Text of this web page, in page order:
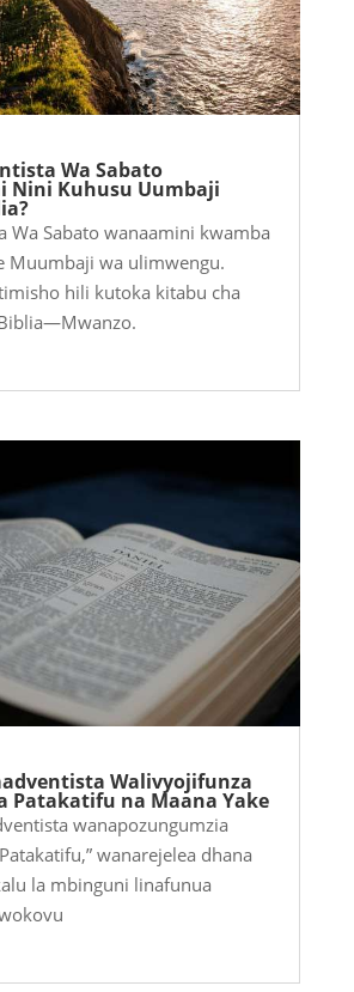
Wa Sabato
Nini Kuhusu Uumbaji
Wa Sabato wanaamini kwamba
Muumbaji wa ulimwengu.
hili kutoka kitabu cha
Walivyojifunza
Patakatifu na Maana Yake
wanapozungumzia
wanarejelea dhana
la mbinguni linafunua